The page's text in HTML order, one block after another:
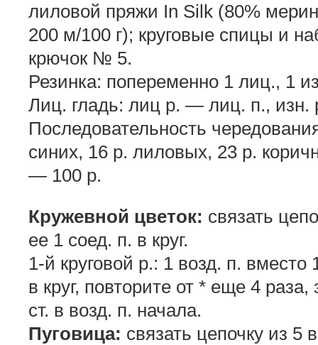
лиловой пряжи In Silk (80%
200 м/100 г); круговые спицы и
крючок № 5.
Резинка: попеременно 1 лиц., 1
Лиц. гладь: лиц р. — лиц. п., изн.
Последовательность
синих, 16 р. лиловых, 23 р.
— 100 р.
Кружевной цветок: связать
ее 1 соед. п. в круг.
1-й круговой р.: 1 возд. п. вместо
в круг, повторите от * еще 4
ст. в возд. п. начала.
Пуговица: связать цепочку из 5